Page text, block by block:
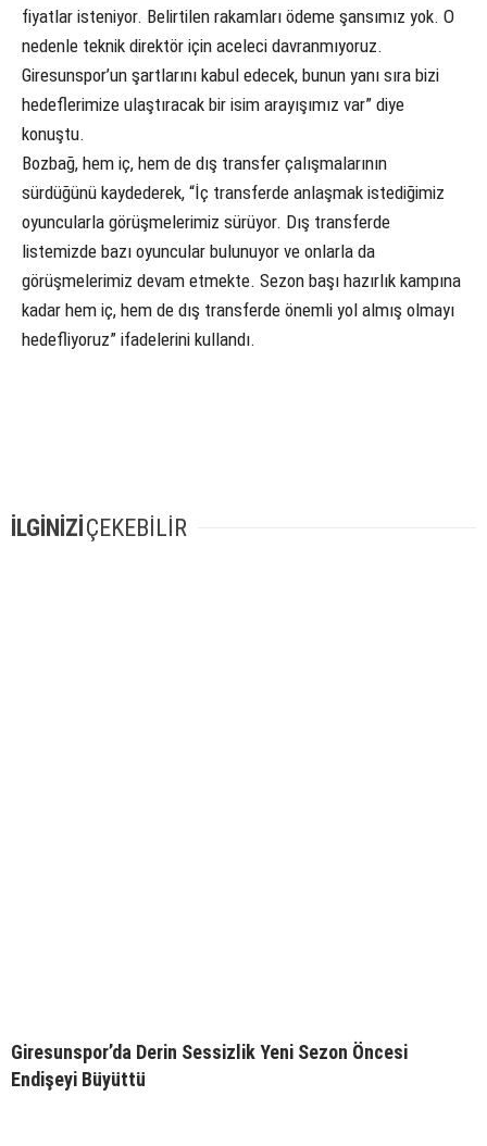
fiyatlar isteniyor. Belirtilen rakamları ödeme şansımız yok. O
nedenle teknik direktör için aceleci davranmıyoruz.
Giresunspor’un şartlarını kabul edecek, bunun yanı sıra bizi
hedeflerimize ulaştıracak bir isim arayışımız var” diye
konuştu.
Bozbağ, hem iç, hem de dış transfer çalışmalarının
sürdüğünü kaydederek, “İç transferde anlaşmak istediğimiz
oyuncularla görüşmelerimiz sürüyor. Dış transferde
listemizde bazı oyuncular bulunuyor ve onlarla da
görüşmelerimiz devam etmekte. Sezon başı hazırlık kampına
kadar hem iç, hem de dış transferde önemli yol almış olmayı
hedefliyoruz” ifadelerini kullandı.
İLGİNİZİÇEKEBİLİR
Giresunspor’da Derin Sessizlik Yeni Sezon Öncesi
Endişeyi Büyüttü